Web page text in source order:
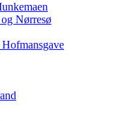
Nørresø